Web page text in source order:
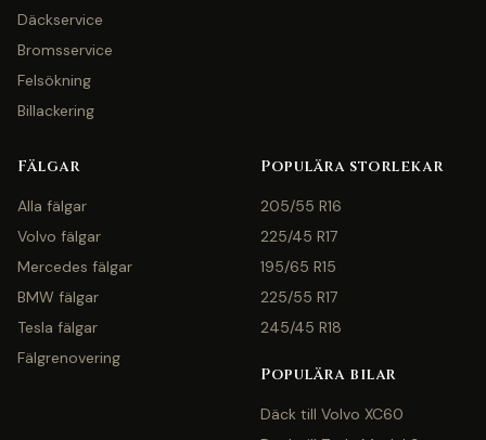
Däckservice
Bromsservice
Felsökning
Billackering
Fälgar
Alla fälgar
Volvo fälgar
Mercedes fälgar
BMW fälgar
Tesla fälgar
Fälgrenovering
Populära storlekar
205/55 R16
225/45 R17
195/65 R15
225/55 R17
245/45 R18
Populära bilar
Däck till Volvo XC60